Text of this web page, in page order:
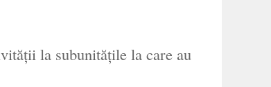
la subunităţile la care au